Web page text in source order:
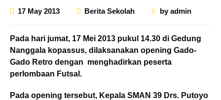
17 May 2013 Berita Sekolah byadmin
Pada hari jumat, 17 Mei 2013 pukul 14.30 di Gedung
Nanggala kopassus, dilaksanakan opening Gado-
Gado Retro dengan menghadirkan peserta
perlombaan Futsal.
Pada opening tersebut, Kepala SMAN 39 Drs. Putoyo